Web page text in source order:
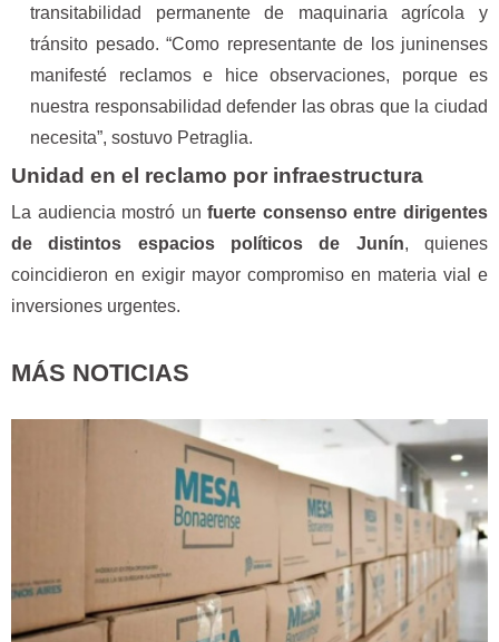
transitabilidad permanente de maquinaria agrícola y
tránsito pesado. “Como representante de los juninenses
manifesté reclamos e hice observaciones, porque es
nuestra responsabilidad defender las obras que la ciudad
necesita”, sostuvo Petraglia.
Unidad en el reclamo por infraestructura
La audiencia mostró unfuerte consenso entre dirigentes
de distintos espacios políticos de Junín, quienes
coincidieron en exigir mayor compromiso en materia vial e
inversiones urgentes.
MÁS NOTICIAS